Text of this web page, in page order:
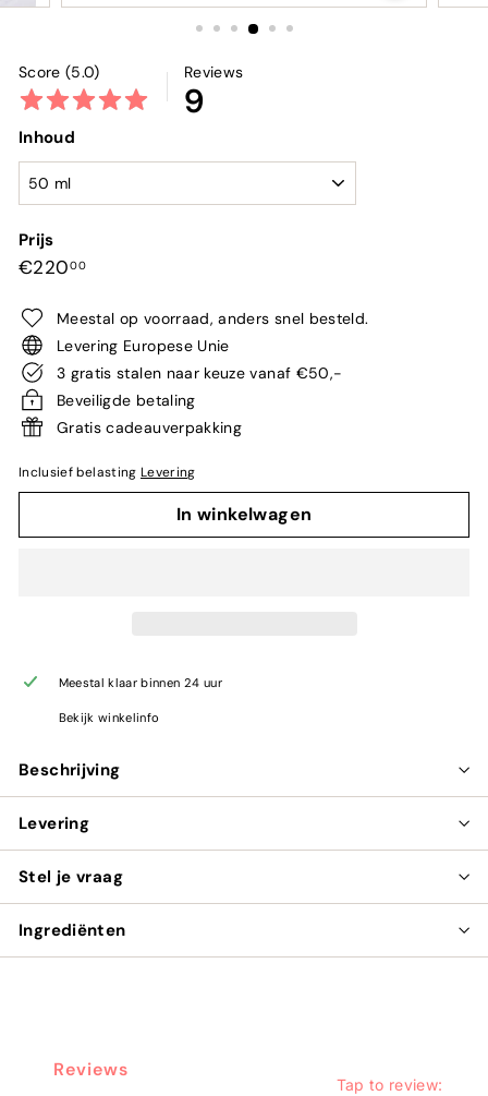
Score (5.0) Reviews
9
Inhoud
Prijs
Normale
€22000€220,00
Meestal op voorraad, anders snel besteld.
Levering Europese Unie
3 gratis stalen naar keuze vanaf €50,-
Beveiligde betaling
Gratis cadeauverpakking
Inclusief belasting Levering
In winkelwagen
Meestal klaar binnen 24 uur
Bekijk winkelinfo
Beschrijving
Levering
Stel je vraag
Ingrediënten
Reviews
Tap to review: